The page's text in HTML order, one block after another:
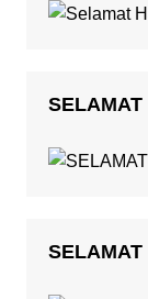
SELAMAT
SELAMAT